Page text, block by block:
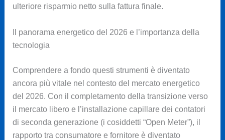
ulteriore risparmio netto sulla fattura finale.
Il panorama energetico del 2026 e l’importanza della
tecnologia
Comprendere a fondo questi strumenti è diventato
ancora più vitale nel contesto del mercato energetico
del 2026. Con il completamento della transizione verso
il mercato libero e l’installazione capillare dei contatori
di seconda generazione (i cosiddetti “Open Meter”), il
rapporto tra consumatore e fornitore è diventato